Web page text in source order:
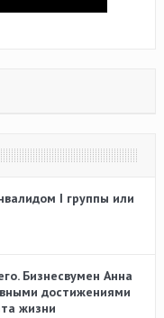
I группы или
Бизнесвумен Анна
достижениями
жизни